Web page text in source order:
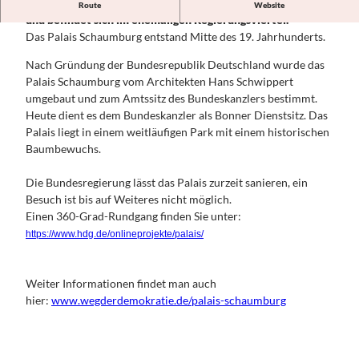
Theater,
Kleinkuns
Siebenge
birge
Naturreg
ion Sieg
Rheinisch
e
Kulturgä
Ahrtal
und
Umgebun
g
GRUPPEN &
REISEVERANSTALTER
Angebots- und
Programmbausteine
Beethovenfest 2026 für
Reiseveranstalter
150 Jahre Konrad Adenauer
PLANEN
&
BUCHEN
Wohnmobil
Campingpl
ätze
Events &
KONTAKT
Alle Themen
Presse &
Medien
Region
Brochüren
KONGRESS- &
TAGUNGSREGION
Route Website
Das Palais Schaumburg ist Teil des Weges der Demokratie
und befindet sich im ehemaligen Regierungsviertel.
Das Palais Schaumburg entstand Mitte des 19. Jahrhunderts.
Nach Gründung der Bundesrepublik Deutschland wurde das
Palais Schaumburg vom Architekten Hans Schwippert
umgebaut und zum Amtssitz des Bundeskanzlers bestimmt.
Heute dient es dem Bundeskanzler als Bonner Dienstsitz. Das
Palais liegt in einem weitläufigen Park mit einem historischen
Baumbewuchs.
Die Bundesregierung lässt das Palais zurzeit sanieren, ein
Besuch ist bis auf Weiteres nicht möglich.
Einen 360-Grad-Rundgang finden Sie unter:
https://www.hdg.de/onlineprojekte/palais/
Weiter Informationen findet man auch
hier: www.wegderdemokratie.de/palais-schaumburg